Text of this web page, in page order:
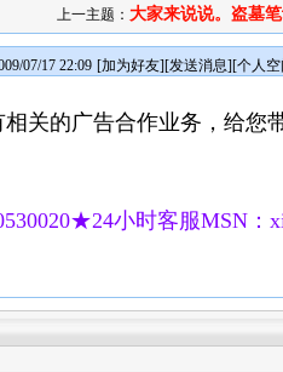
上一主题： 大家来说说。盗墓
07/17 22:09 [加为好友][发送消息][个人
关的广告合作业务，给您
小时客服MSN